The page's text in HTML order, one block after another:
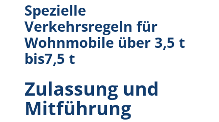
Spezielle
Verkehrsregeln für
Wohnmobile über 3,5 t
bis7,5 t
Zulassung und
Mitführung